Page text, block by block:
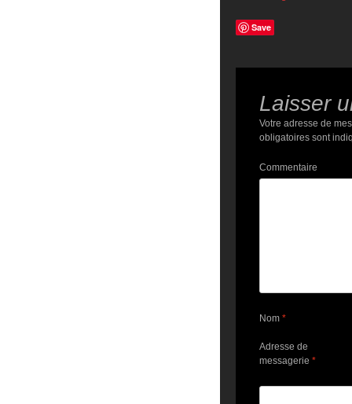
Save
Laisser
Votre adresse de
obligatoires sont
Commentaire
Nom *
Adresse de
messagerie *